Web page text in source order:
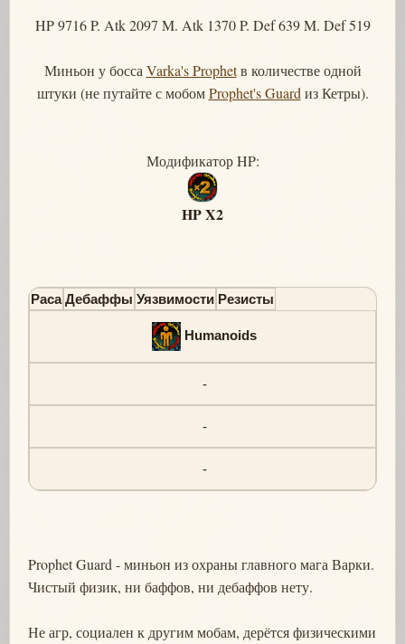
HP 9716 P. Atk 2097 M. Atk 1370 P. Def 639 M. Def 519
Миньон у босса Varka's Prophetв количестве одной
штуки (не путайте с мобомProphet's Guard из Кетры).
Модификатор HP:
HP X2
Раса Дебаффы Уязвимости Резисты
Humanoids
-
-
-
Prophet Guard - миньон из охраны главного мага Варки.
Чистый физик, ни баффов, ни дебаффов нету.
Не агр, социален к другим мобам, дерётся физическими